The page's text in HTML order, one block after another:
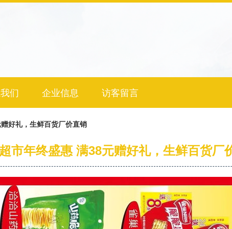
们 企业信息 访客留言
好礼，生鲜百货厂价直销
市年终盛惠 满38元赠好礼，生鲜百货厂